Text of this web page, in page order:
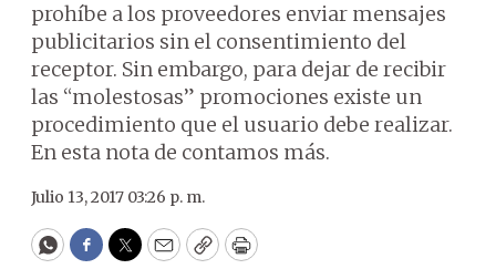
prohíbe a los proveedores enviar mensajes
publicitarios sin el consentimiento del
receptor. Sin embargo, para dejar de recibir
las “molestosas” promociones existe un
procedimiento que el usuario debe realizar.
En esta nota de contamos más.
Julio 13, 2017 03:26 p. m.
WhatsApp
Facebook
Twitter
EmailCopyPrint